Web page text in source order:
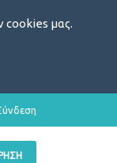
cookies μας.